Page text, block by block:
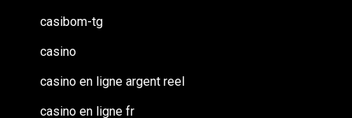
casibom-tg
casino
casino en ligne argent reel
casino en ligne fr